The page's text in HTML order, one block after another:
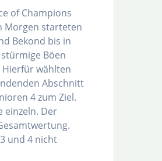
of Champions
Morgen starteten
Bekond bis in
Böen
Hierfür wählten
Abschnitt
4 zum Ziel.
einzeln. Der
und 4 nicht